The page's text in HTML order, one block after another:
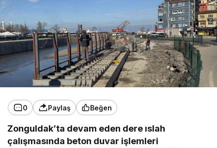
0 Paylaş Beğen
Zonguldak’ta devam eden dere ıslah
çalışmasında beton duvar işlemleri